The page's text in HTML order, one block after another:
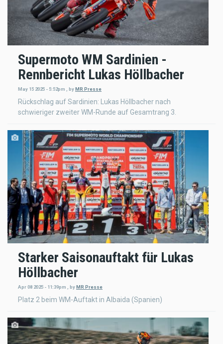
Supermoto WM Sardinien -
Rennbericht Lukas Höllbacher
May 15 2025 - 5:52pm , byMR Presse
Rückschlag auf Sardinien: Lukas Höllbacher nach
schwieriger zweiter WM-Runde auf Gesamtrang 3.
Starker Saisonauftakt für Lukas
Höllbacher
Apr 08 2025 - 11:39pm , by MR Presse
Platz 2 beim WM-Auftakt in Albaida (Spanien)